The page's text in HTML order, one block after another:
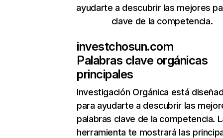
ayudarte a descubrir las mejores
clave de la competencia.
investchosun.com
Palabras clave orgánicas
principales
Investigación Orgánica está
para ayudarte a descubrir las
palabras clave de la competencia.
herramienta te mostrará las